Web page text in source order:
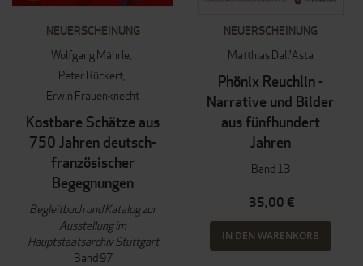
NEUERSCHEINUNG
Wolfgang Mährle
Peter Rückert
Erwin Frauenknecht
Kostbare Schätze aus
750 Jahren deutsch-
französischer
Begegnungen
Begleitbuch und Katalog zur
Ausstellung im
Hauptstaatsarchiv Stuttgart
Band 97
NEUERSCHEINUNG
Matthias Dall'Asta
Phönix Reuchlin -
Narrative und Bilder
aus fünfhundert
Jahren
Band 13
35,00 €
IN DEN WARENKORB